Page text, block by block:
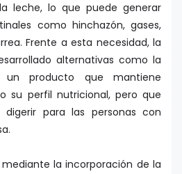
leche, lo que puede generar
como hinchazón, gases,
Frente a esta necesidad, la
alternativas como la
un producto que mantiene
su perfil nutricional, pero que
para las personas con
la incorporación de la